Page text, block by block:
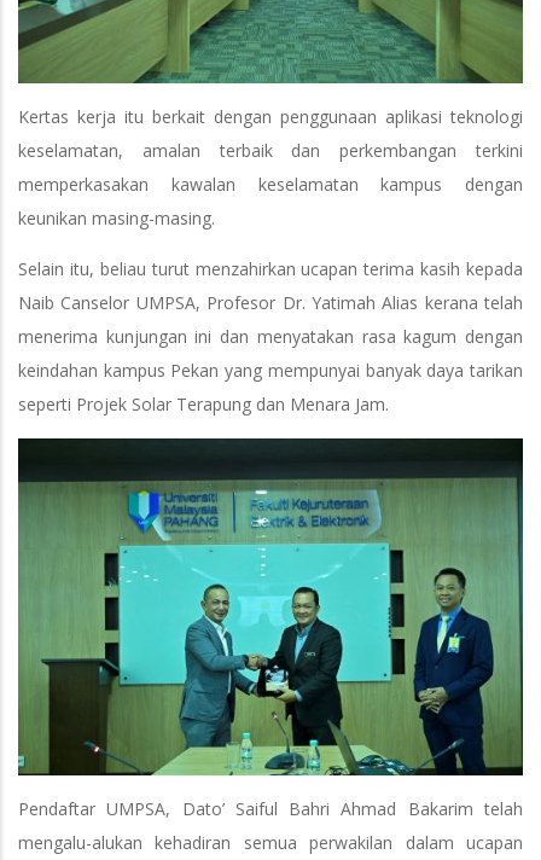
Kertas kerja itu berkait dengan penggunaan aplikasi teknologi
keselamatan, amalan terbaik dan perkembangan terkini
memperkasakan kawalan keselamatan kampus dengan
keunikan masing-masing.
Selain itu, beliau turut menzahirkan ucapan terima kasih kepada
Naib Canselor UMPSA, Profesor Dr. Yatimah Alias kerana telah
menerima kunjungan ini dan menyatakan rasa kagum dengan
keindahan kampus Pekan yang mempunyai banyak daya tarikan
seperti Projek Solar Terapung dan Menara Jam.
Pendaftar UMPSA, Dato’ Saiful Bahri Ahmad Bakarim telah
mengalu-alukan kehadiran semua perwakilan dalam ucapan